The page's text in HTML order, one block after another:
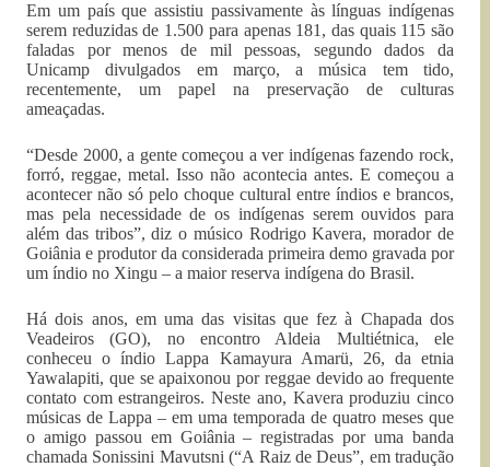
Em um país que assistiu passivamente às línguas indígenas
serem reduzidas de 1.500 para apenas 181, das quais 115 são
faladas por menos de mil pessoas, segundo dados da
Unicamp divulgados em março, a música tem tido,
recentemente, um papel na preservação de culturas
ameaçadas.
“Desde 2000, a gente começou a ver indígenas fazendo rock,
forró, reggae, metal. Isso não acontecia antes. E começou a
acontecer não só pelo choque cultural entre índios e brancos,
mas pela necessidade de os indígenas serem ouvidos para
além das tribos”, diz o músico Rodrigo Kavera, morador de
Goiânia e produtor da considerada primeira demo gravada por
um índio no Xingu – a maior reserva indígena do Brasil.
Há dois anos, em uma das visitas que fez à Chapada dos
Veadeiros (GO), no encontro Aldeia Multiétnica, ele
conheceu o índio Lappa Kamayura Amarü, 26, da etnia
Yawalapiti, que se apaixonou por reggae devido ao frequente
contato com estrangeiros. Neste ano, Kavera produziu cinco
músicas de Lappa – em uma temporada de quatro meses que
o amigo passou em Goiânia – registradas por uma banda
chamada Sonissini Mavutsni (“A Raiz de Deus”, em tradução